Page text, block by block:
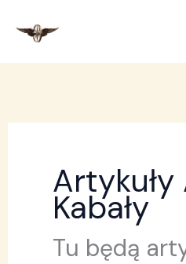
treści
Artykuły
Kabały
Tu będą